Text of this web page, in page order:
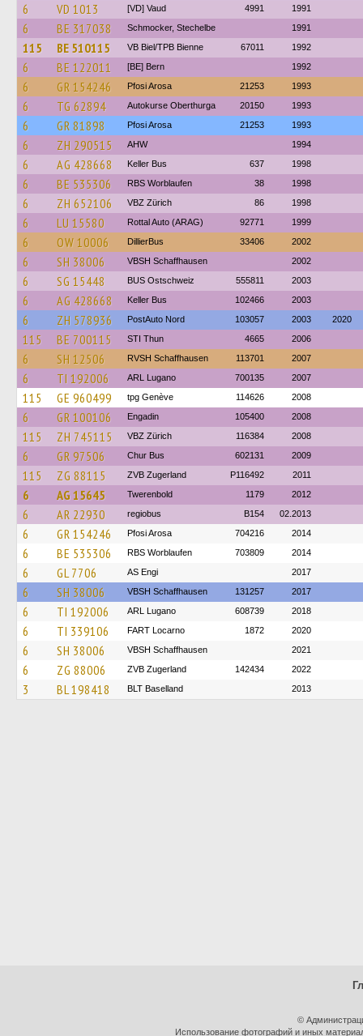
6 VD 1013 [VD] Vaud 4991 1991
6 BE 317038 Schmocker, Stechelbe 1991
115 BE 510115 VB Biel/TPB Bienne 67011 1992
6 BE 122011 [BE] Bern 1992
6 GR 154246 Pfosi Arosa 21253 1993
6 TG 62894 Autokurse Oberthurga 20150 1993
6 GR 81898 Pfosi Arosa 21253 1993
6 ZH 290515 AHW 1994
6 AG 428668 Keller Bus 637 1998
6 BE 535306 RBS Worblaufen 38 1998
6 ZH 652106 VBZ Zürich 86 1998
6 LU 15580 Rottal Auto (ARAG) 92771 1999
6 OW 10006 DillierBus 33406 2002
6 SH 38006 VBSH Schaffhausen 2002
6 SG 15448 BUS Ostschweiz 555811 2003
6 AG 428668 Keller Bus 102466 2003
6 ZH 578936 PostAuto Nord 103057 2003 2020
115 BE 700115 STI Thun 4665 2006
6 SH 12506 RVSH Schaffhausen 113701 2007
6 TI 192006 ARL Lugano 700135 2007
115 GE 960499 tpg Genève 114626 2008
6 GR 100106 Engadin 105400 2008
115 ZH 745115 VBZ Zürich 116384 2008
6 GR 97506 Chur Bus 602131 2009
115 ZG 88115 ZVB Zugerland P116492 2011
6 AG 15645 Twerenbold 1179 2012
6 AR 22930 regiobus B154 02.2013
6 GR 154246 Pfosi Arosa 704216 2014
6 BE 535306 RBS Worblaufen 703809 2014
6 GL 7706 AS Engi 2017
6 SH 38006 VBSH Schaffhausen 131257 2017
6 TI 192006 ARL Lugano 608739 2018
6 TI 339106 FART Locarno 1872 2020
6 SH 38006 VBSH Schaffhausen 2021
6 ZG 88006 ZVB Zugerland 142434 2022
3 BL 198418 BLT Baselland 2013
©
Использование фотографий и иных